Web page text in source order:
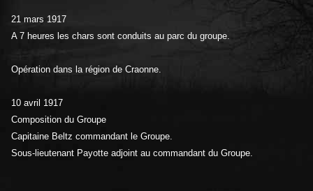
21 mars 1917
A 7 heures les chars sont conduits au parc du groupe.
Opération dans la région de Craonne.
10 avril 1917
Composition du Groupe
Capitaine Beltz commandant le Groupe.
Sous-lieutenant Payotte adjoint au commandant du Groupe.